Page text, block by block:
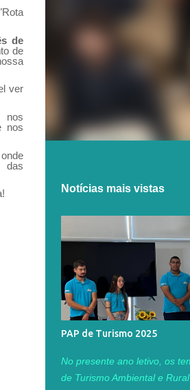
de
de
ver
nos
nos
Notícias mais vistas
PAP de Turismo 2025
No presente ano letivo, os
de Turismo Ambiental e